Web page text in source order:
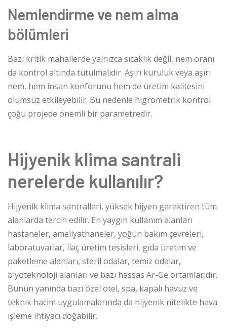
Nemlendirme ve nem alma
bölümleri
Bazı kritik mahallerde yalnızca sıcaklık değil, nem oranı
da kontrol altında tutulmalıdır. Aşırı kuruluk veya aşırı
nem, hem insan konforunu hem de üretim kalitesini
olumsuz etkileyebilir. Bu nedenle higrometrik kontrol
çoğu projede önemli bir parametredir.
Hijyenik klima santrali
nerelerde kullanılır?
Hijyenik klima santralleri, yüksek hijyen gerektiren tüm
alanlarda tercih edilir. En yaygın kullanım alanları
hastaneler, ameliyathaneler, yoğun bakım çevreleri,
laboratuvarlar, ilaç üretim tesisleri, gıda üretim ve
paketleme alanları, steril odalar, temiz odalar,
biyoteknoloji alanları ve bazı hassas Ar-Ge ortamlarıdır.
Bunun yanında bazı özel otel, spa, kapalı havuz ve
teknik hacim uygulamalarında da hijyenik nitelikte hava
işleme ihtiyacı doğabilir.